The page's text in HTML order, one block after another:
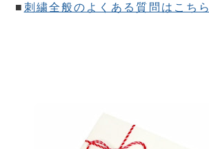
■ 刺繍全般のよくある質問はこちら